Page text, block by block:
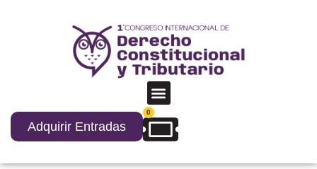
Adquirir Entradas
0